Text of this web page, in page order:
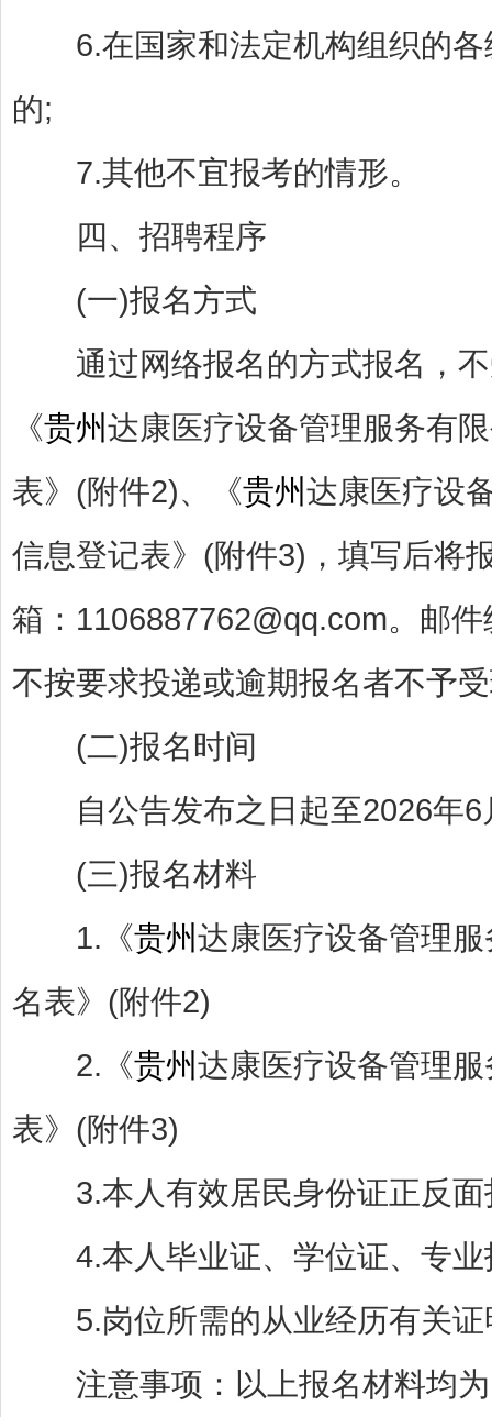
6.在国家和法定机构组织的各
的;
7.其他不宜报考的情形。
四、招聘程序
(一)报名方式
通过网络报名的方式报名，不
《贵州达康医疗设备管理服务有
表》(附件2)、《贵州达康医疗设
信息登记表》(附件3)，填写后将
箱：1106887762@qq.com。邮
不按要求投递或逾期报名者不予
(二)报名时间
自公告发布之日起至2026年6
(三)报名材料
1.《贵州达康医疗设备管理
名表》(附件2)
2.《贵州达康医疗设备管理
表》(附件3)
3.本人有效居民身份证正反面
4.本人毕业证、学位证、专业
5.岗位所需的从业经历有关证
注意事项：以上报名材料均为